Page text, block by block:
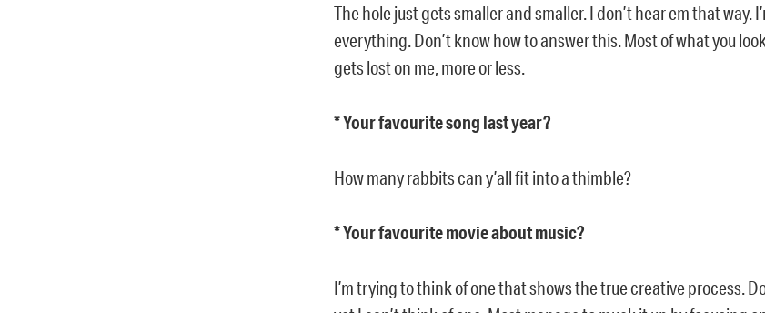
The hole just gets smaller and smaller. I don’t hear em that way.
everything. Don’t know how to answer this. Most of what you
gets lost on me, more or less.
* Your favourite song last year?
How many rabbits can y’all fit into a thimble?
* Your favourite movie about music?
I’m trying to think of one that shows the true creative process.